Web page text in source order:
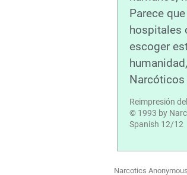
Parece
hospitales
escoger
Narcóticos
Reimpresión
© 1993 by
Spanish 12/12
Narcotics